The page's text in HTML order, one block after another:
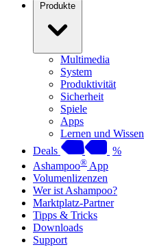
Produkte
Multimedia
System
Produktivität
Sicherheit
Spiele
Apps
Lernen und Wissen
Deals
%
Ashampoo® App
Volumenlizenzen
Wer ist Ashampoo?
Marktplatz-Partner
Tipps & Tricks
Downloads
Support